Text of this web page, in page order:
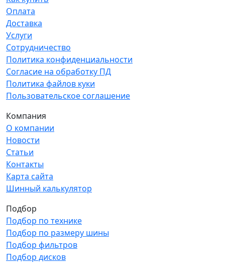
Оплата
Доставка
Услуги
Сотрудничество
Политика конфиденциальности
Согласие на обработку ПД
Политика файлов куки
Пользовательское соглашение
Компания
О компании
Новости
Статьи
Контакты
Карта сайта
Шинный калькулятор
Подбор
Подбор по технике
Подбор по размеру шины
Подбор фильтров
Подбор дисков